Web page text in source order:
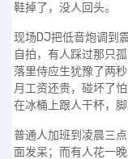
鞋掉了，没人回头。
现场DJ把低音炮调到
自拍，有人踩过那只
落里侍应生犹豫了两
月工资还贵，碰坏了
在冰桶上跟人干杯，
普通人加班到凌晨三
面发呆；而有人花一